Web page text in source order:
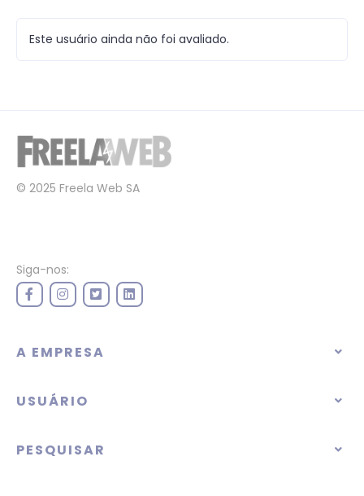
Este usuário ainda não foi avaliado.
© 2025 Freela Web SA
Siga-nos:
A EMPRESA
USUÁRIO
PESQUISAR